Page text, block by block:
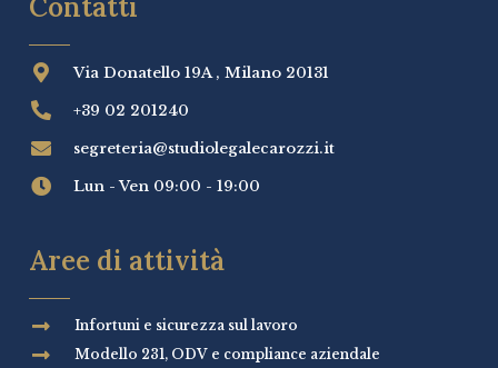
Contatti
Via Donatello 19A , Milano 20131
+39 02 201240
segreteria@studiolegalecarozzi.it
Lun - Ven 09:00 - 19:00
Aree di attività
Infortuni e sicurezza sul lavoro
Modello 231, ODV e compliance aziendale